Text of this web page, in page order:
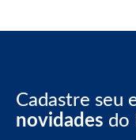
Cadastre seu
novidades do